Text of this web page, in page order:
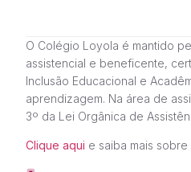
O Colégio Loyola é mantido
assistencial e beneficente,
Inclusão Educacional e
aprendizagem. Na área de
3º da Lei Orgânica de
Clique aqui e saiba mais